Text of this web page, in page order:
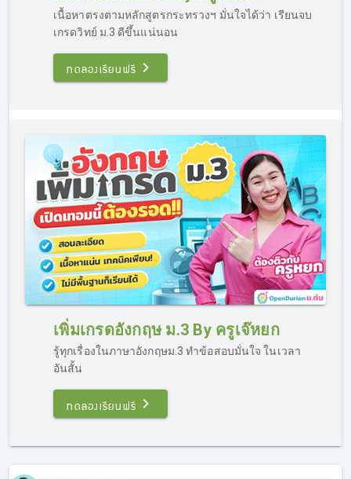
เพิ่มเกรดวิทย์ ม.3 By ครูดัมเบล
เนื้อหาตรงตามหลักสูตรกระทรวงฯ มั่นใจได้ว่า เรียนจบ
เกรดวิทย์ ม.3 ดีขึ้นแน่นอน
ทดลองเรียนฟรี